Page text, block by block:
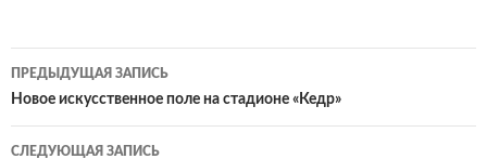
Навигация
по
ПРЕДЫДУЩАЯ ЗАПИСЬ
Новое искусственное поле на стадионе «Кедр»
СЛЕДУЮЩАЯ ЗАПИСЬ